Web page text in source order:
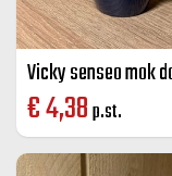
€4,38p.st.